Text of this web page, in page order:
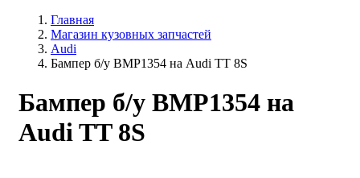
Главная
Магазин кузовных запчастей
Audi
Бампер б/у BMP1354 на Audi TT 8S
Бампер б/у BMP1354 на
Audi TT 8S